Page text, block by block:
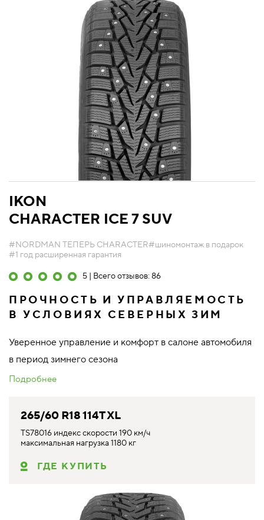
IKON
CHARACTER ICE 7 SUV
#NORDMAN ТЕПЕРЬ CHARACTER#шиномонтаж в подарок
#1 год расширенная гарантия
5 | Всего отзывов: 86
ПРОЧНОСТЬ И УПРАВЛЯЕМОСТЬ
В УСЛОВИЯХ СЕВЕРНЫХ ЗИМ
Уверенное управление и комфорт в салоне автомобиля
в период зимнего сезона
Подробнее
265/60 R18 114T XL
TS78016 индекс скорости 190 км/ч
максимальная нагрузка 1180 кг
ГДЕ КУПИТЬ